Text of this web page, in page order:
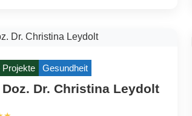
Projekte Gesundheit
Doz. Dr. Christina Leydolt